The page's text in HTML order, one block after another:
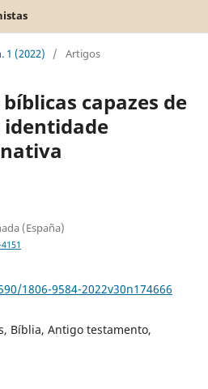
1 (2022) / Artigos
capazes de
(España)
1806-9584-2022v30n174666
Bíblia, Antigo testamento,